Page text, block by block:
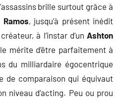
brille surtout grâce à
Ramos, jusqu’à présent inédit
à l’instar d’un Ashton
mérite d’être parfaitement à
du milliardaire égocentrique
de comparaison qui équivaut
niveau d’acting. Peu ou prou